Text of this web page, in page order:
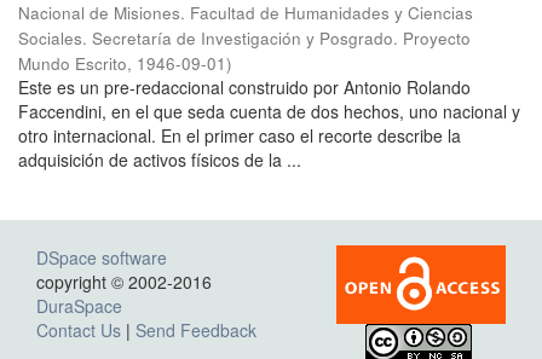
Nacional de Misiones. Facultad de Humanidades y Ciencias
Sociales. Secretaría de Investigación y Posgrado. Proyecto
Mundo Escrito, 1946-09-01)
Este es un pre-redaccional construido por Antonio Rolando
Faccendini, en el que seda cuenta de dos hechos, uno nacional y
otro internacional. En el primer caso el recorte describe la
adquisición de activos físicos de la ...
DSpace software
copyright © 2002-2016
DuraSpace
Contact Us | Send Feedback